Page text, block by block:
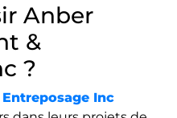
Anber
&
?
Inc